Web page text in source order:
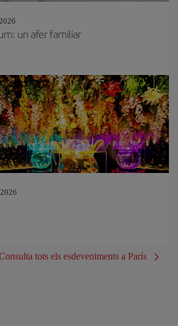
un afer familiar
tots els esdeveniments a París